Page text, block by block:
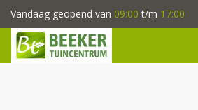
a
Vandaag geopend van 09:00 t/m 17:00